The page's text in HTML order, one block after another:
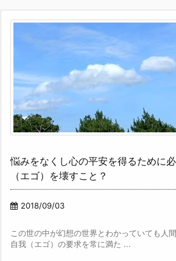
悩みをなくし心の平安を得るために
（エゴ）を壊すこと？
2018/09/03
この世の中が幻想の世界とわかっていても人
自我（エゴ）の要求を常に満た ...